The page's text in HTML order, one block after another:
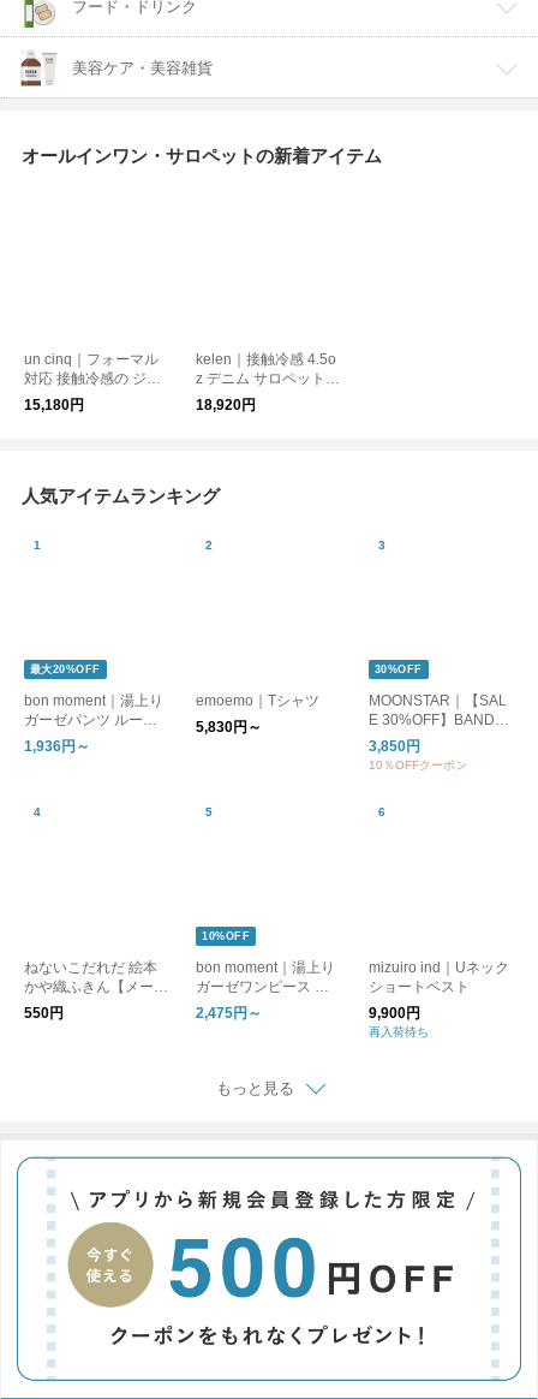
フード・ドリンク
美容ケア・美容雑貨
オールインワン・サロペットの新着アイテム
un cinq｜フォーマル
対応 接触冷感の ジャ
ンプスーツ
15,180円
kelen｜接触冷感 4.5o
z デニム サロペット S
ANU lkl26fpt2154
18,920円
人気アイテムランキング
最大20%OFF
bon moment｜湯上り
ガーゼパンツ ルーム
パンツ
1,936円～
emoemo｜Tシャツ
5,830円～
30%OFF
MOONSTAR｜【SAL
E 30%OFF】BANDBA
LLET バンドバレー バ
レーシューズ フラッ
3,850円
10％OFFクーポン
ねないこだれだ 絵本
かや織ふきん【メール
便可】
550円
10%OFF
bon moment｜湯上り
ガーゼワンピース ル
ームワンピース
2,475円～
mizuiro ind｜Uネック
ショートベスト
9,900円
再入荷待ち
もっと見る